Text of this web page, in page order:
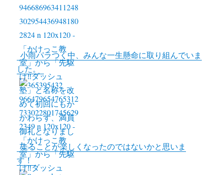
k
小雨パラつく中、みんな一生懸命に取り組んでいま
した。
走ることが楽しくなったのではないかと思いま
す！